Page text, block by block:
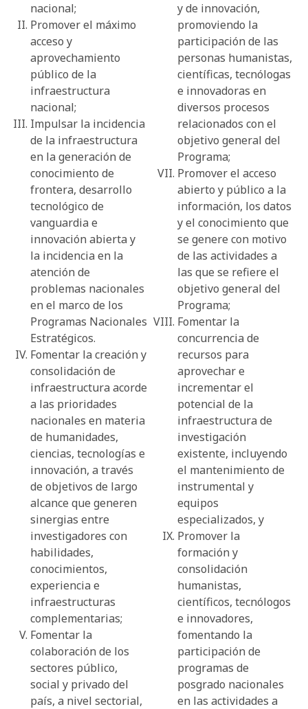
nacional;
Promover el máximo
acceso y
aprovechamiento
público de la
infraestructura
nacional;
Impulsar la incidencia
de la infraestructura
en la generación de
conocimiento de
frontera, desarrollo
tecnológico de
vanguardia e
innovación abierta y
la incidencia en la
atención de
problemas nacionales
en el marco de los
Programas Nacionales
Estratégicos.
Fomentar la creación y
consolidación de
infraestructura acorde
a las prioridades
nacionales en materia
de humanidades,
ciencias, tecnologías e
innovación, a través
de objetivos de largo
alcance que generen
sinergias entre
investigadores con
habilidades,
conocimientos,
experiencia e
infraestructuras
complementarias;
Fomentar la
colaboración de los
sectores público,
social y privado del
país, a nivel sectorial,
y de innovación,
promoviendo la
participación de las
personas humanistas,
científicas, tecnólogas
e innovadoras en
diversos procesos
relacionados con el
objetivo general del
Programa;
Promover el acceso
abierto y público a la
información, los datos
y el conocimiento que
se genere con motivo
de las actividades a
las que se refiere el
objetivo general del
Programa;
Fomentar la
concurrencia de
recursos para
aprovechar e
incrementar el
potencial de la
infraestructura de
investigación
existente, incluyendo
el mantenimiento de
instrumental y
equipos
especializados, y
Promover la
formación y
consolidación
humanistas,
científicos, tecnólogos
e innovadores,
fomentando la
participación de
programas de
posgrado nacionales
en las actividades a